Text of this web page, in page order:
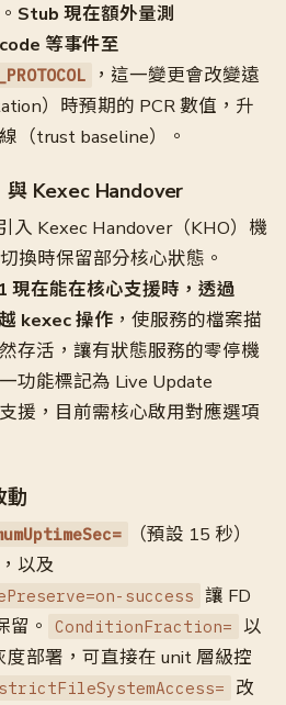
Stub 現在額外量測
等事件至
，這一變更會改變遠
）時預期的 PCR 數值，升
（trust baseline）。
與 Kexec Handover
入 Kexec Handover（KHO）機
換時保留部分核心狀態。
現在能在核心支援時，透過
kexec 操作 ，使服務的檔案描
存活，讓有狀態服務的零停機
功能標記為 Live Update
援，目前需核心啟用對應選項
動
（預設 15 秒）
以及
success 讓 FD
留。
ConditionFraction= 以
部署，可直接在 unit 層級控
改